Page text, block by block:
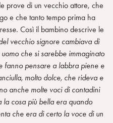
prove di un vecchio attore, che
e che tanto tempo prima ha
Così il bambino descrive le
vecchio signore cambiava di
che si sarebbe immaginato
fanno pensare a labbra piene e
molto dolce, che rideva e
anche molte voci di contadini
cosa più bella era quando
che era di certo la voce di un